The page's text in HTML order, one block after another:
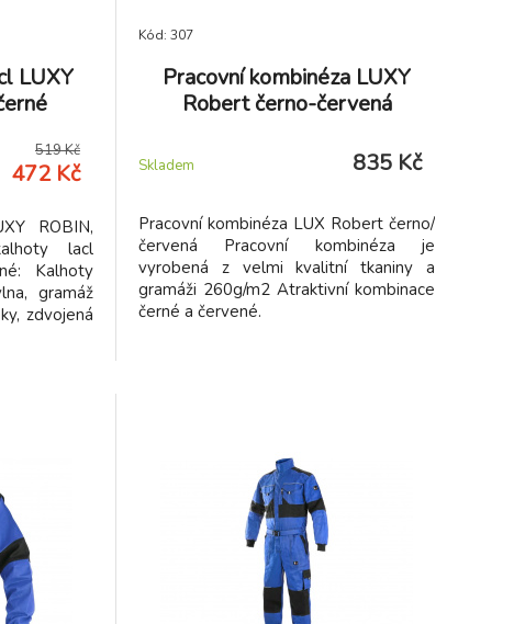
LUXY
519 Kč
472 Kč
ROBIN,
lacl
Kalhoty
gramáž
zdvojená
Kód: 307
Pracovní kombinéza LUXY
Robert černo-červená
Skladem 835 Kč
Pracovní kombinéza LUX Robert černo/
červená Pracovní kombinéza je
vyrobená z velmi kvalitní tkaniny a
gramáži 260g/m2 Atraktivní kombinace
černé a červené.